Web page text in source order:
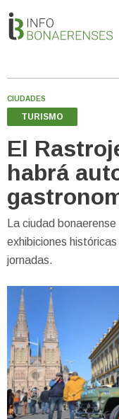
CIUDADES
TURISMO
El
habrá
La ciudad
exhibiciones
jornadas.